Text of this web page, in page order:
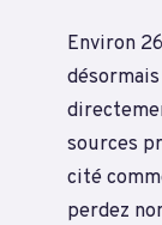
Environ
sources
cité
perdez